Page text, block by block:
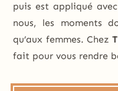
puis est appliqué
nous, les moments
qu’aux femmes. Chez
fait pour vous rendre